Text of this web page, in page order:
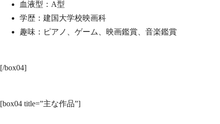
血液型：A型
学歴：建国大学校映画科
趣味：ピアノ、ゲーム、映画鑑賞、音楽鑑賞
[/box04]
[box04 title=”主な作品”]